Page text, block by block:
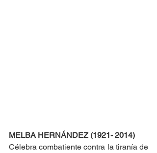
MELBA HERNÁNDEZ (1921- 2014)
Célebra combatiente contra la tiranía de